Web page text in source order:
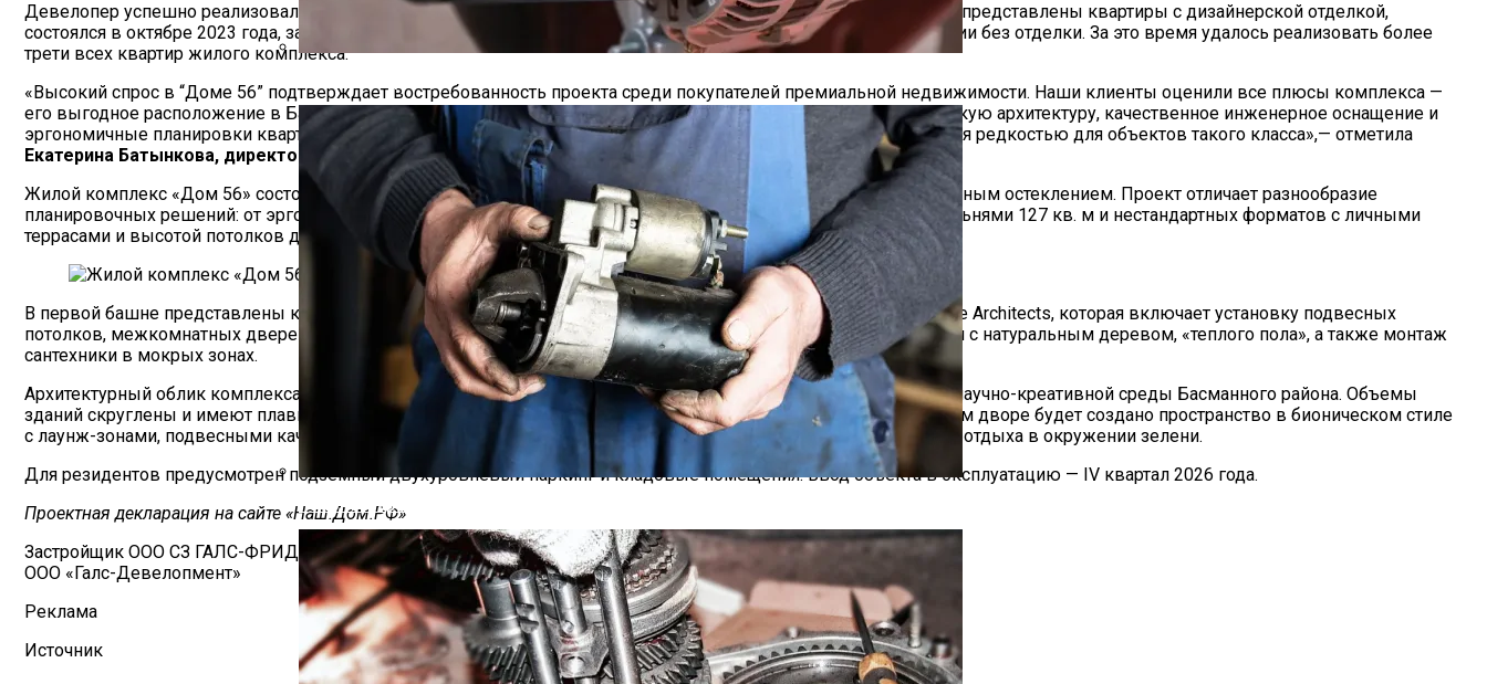
Ремонт Стартера
Девелопер успешно реализовал поэтапную модель реализации объекта. Старт продаж 1-го корпуса, в котором представлены квартиры с дизайнерской отделкой,
состоялся в октябре 2023 года, затем в феврале и апреле 2024 года были выведены на рынок две других секции без отделки. За это время удалось реализовать более
трети всех квартир жилого комплекса.
«Высокий спрос в “Доме 56” подтверждает востребованность проекта среди покупателей премиальной недвижимости. Наши клиенты оценили все плюсы комплекса —
его выгодное расположение в Басманном районе в шаговой доступности от метро ”Бауманская”, футуристическую архитектуру, качественное инженерное оснащение и
эргономичные планировки квартир как без отделки, так и с готовыми дизайнерскими интерьерами, что является редкостью для объектов такого класса»,— отметила
Екатерина Батынкова, директор департамента продаж ГК «Галс-Девелопмент».
Жилой комплекс «Дом 56» состоит из трех башен высотой 20–23–27 этажей и включает 510 квартир с панорамным остеклением. Проект отличает разнообразие
планировочных решений: от эргономичных студий площадью от 27 кв. м до просторных лотов с четырьмя спальнями 127 кв. м и нестандартных форматов с личными
террасами и высотой потолков до 4,6 м.
В первой башне представлены квартиры с премиальной дизайнерской отделкой в двух стилях от бюро Bespoke Architects, которая включает установку подвесных
потолков, межкомнатных дверей, встроенного освещения, укладку напольного покрытия из инженерной доски с натуральным деревом, «теплого пола», а также монтаж
сантехники в мокрых зонах.
Архитектурный облик комплекса от бюро Pride выполнен в футуристическом стиле и является продолжением научно-креативной среды Басманного района. Объемы
зданий скруглены и имеют плавный асимметричный изгиб с эффектом закручивания. Во внутреннем приватном дворе будет создано пространство в бионическом стиле
с лаунж-зонами, подвесными качелями, детскими плейхабами для разных возрастов, площадками для спорта и отдыха в окружении зелени.
Для резидентов предусмотрен подземный двухуровневый паркинг и кладовые помещения. Ввод объекта в эксплуатацию — IV квартал 2026 года.
Проектная декларация на сайте «Наш.Дом.РФ»
Застройщик ООО СЗ ГАЛС-ФРИДРИХА ЭНГЕЛЬСА
ООО «Галс-Девелопмент»
Реклама
Источник